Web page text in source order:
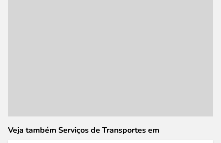
Veja também Serviços de Transportes em